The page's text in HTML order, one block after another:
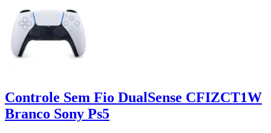
Controle Sem Fio DualSense CFIZCT1W
Branco Sony Ps5